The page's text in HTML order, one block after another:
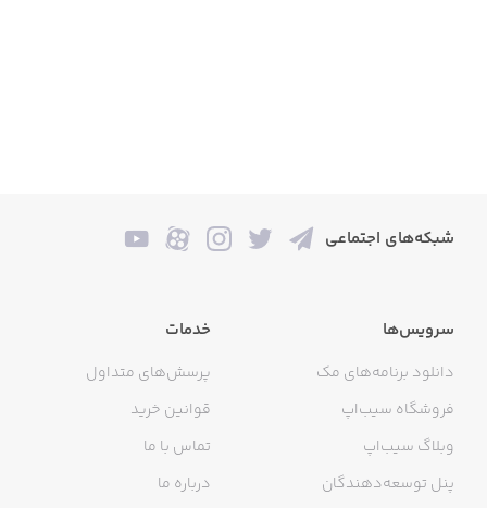
شبکه‌های اجتماعی
سرویس‌ها
دانلود برنامه‌های مک
فروشگاه سیب‌اپ
وبلاگ سیب‌اپ
پنل توسعه‌دهندگان
خدمات
پرسش‌های متداول
قوانین خرید
تماس با ما
درباره ما